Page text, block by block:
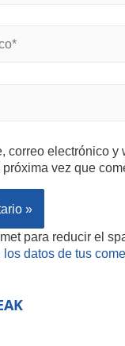
correo electrónico y
vez que
para reducir el
datos de tus